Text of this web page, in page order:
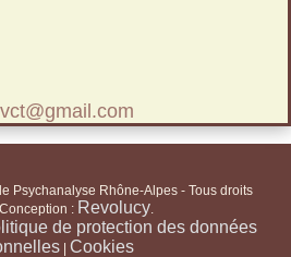
Psychanalyse Rhône-Alpes - Tous droits
: Revolucy.
de protection des données
| Cookies